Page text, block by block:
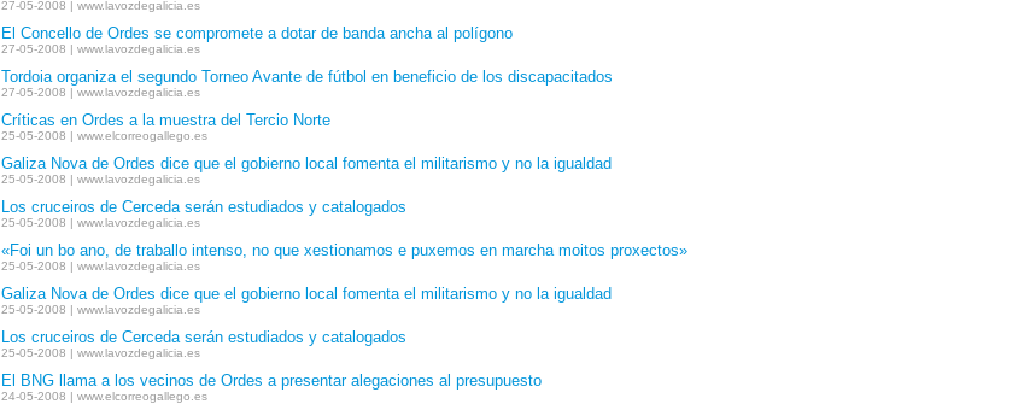
27-05-2008 | www.lavozdegalicia.es
El Concello de Ordes se compromete a dotar de banda ancha al polígono
27-05-2008 | www.lavozdegalicia.es
Tordoia organiza el segundo Torneo Avante de fútbol en beneficio de los discapacitados
27-05-2008 | www.lavozdegalicia.es
Críticas en Ordes a la muestra del Tercio Norte
25-05-2008 | www.elcorreogallego.es
Galiza Nova de Ordes dice que el gobierno local fomenta el militarismo y no la igualdad
25-05-2008 | www.lavozdegalicia.es
Los cruceiros de Cerceda serán estudiados y catalogados
25-05-2008 | www.lavozdegalicia.es
«Foi un bo ano, de traballo intenso, no que xestionamos e puxemos en marcha moitos proxectos»
25-05-2008 | www.lavozdegalicia.es
Galiza Nova de Ordes dice que el gobierno local fomenta el militarismo y no la igualdad
25-05-2008 | www.lavozdegalicia.es
Los cruceiros de Cerceda serán estudiados y catalogados
25-05-2008 | www.lavozdegalicia.es
El BNG llama a los vecinos de Ordes a presentar alegaciones al presupuesto
24-05-2008 | www.elcorreogallego.es